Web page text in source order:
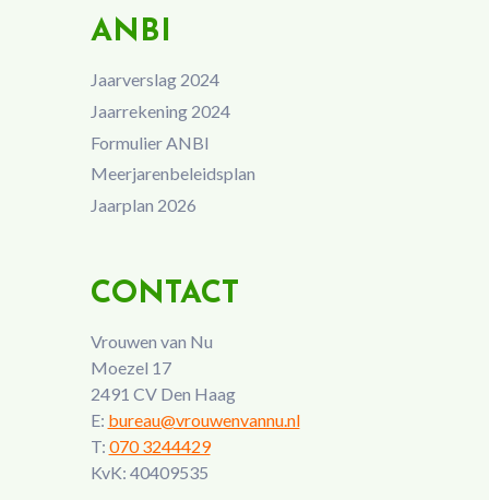
ANBI
Jaarverslag 2024
Jaarrekening 2024
Formulier ANBI
Meerjarenbeleidsplan
Jaarplan 2026
CONTACT
Vrouwen van Nu
Moezel 17
2491 CV Den Haag
E: bureau@vrouwenvannu.nl
T: 070 3244429
KvK: 40409535